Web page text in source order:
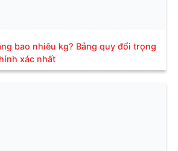
bao nhiêu kg? Bảng quy đổi trọng
xác nhất